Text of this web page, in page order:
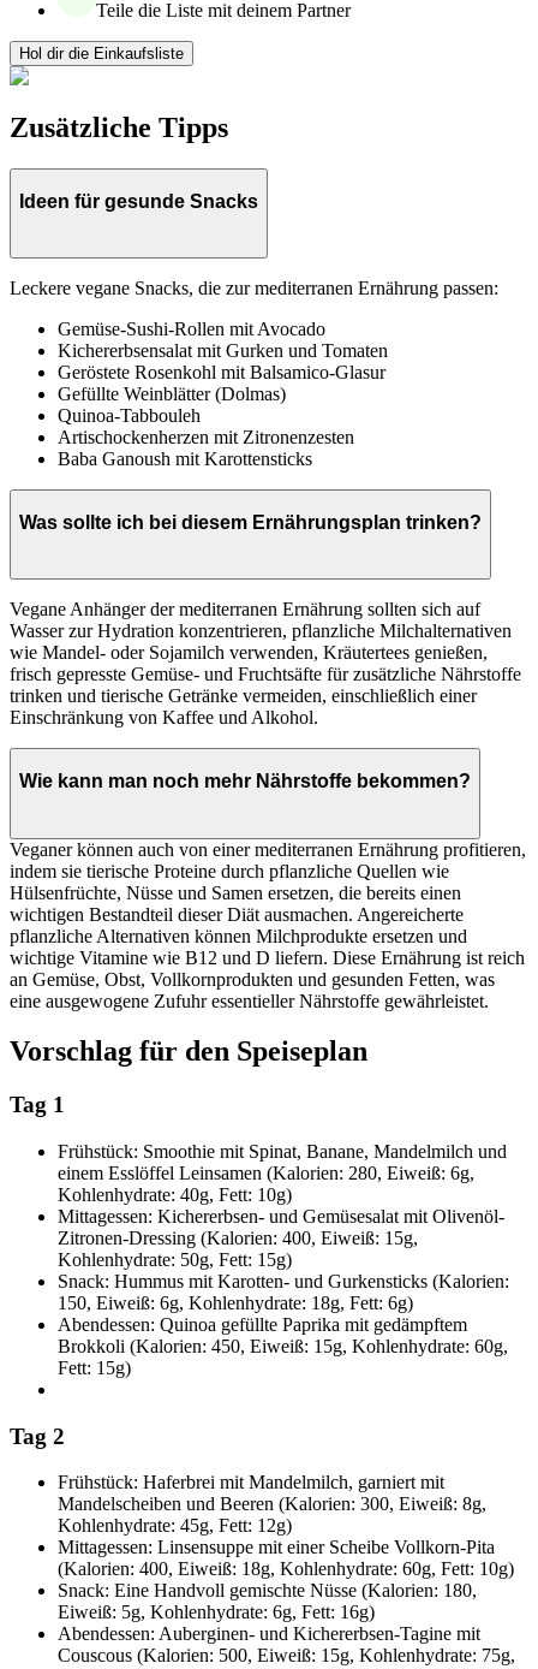
Teile die Liste mit deinem Partner
Hol dir die Einkaufsliste
Zusätzliche Tipps
Ideen für gesunde Snacks
Leckere vegane Snacks, die zur mediterranen Ernährung passen:
Gemüse-Sushi-Rollen mit Avocado
Kichererbsensalat mit Gurken und Tomaten
Geröstete Rosenkohl mit Balsamico-Glasur
Gefüllte Weinblätter (Dolmas)
Quinoa-Tabbouleh
Artischockenherzen mit Zitronenzesten
Baba Ganoush mit Karottensticks
Was sollte ich bei diesem Ernährungsplan trinken?
Vegane Anhänger der mediterranen Ernährung sollten sich auf
Wasser zur Hydration konzentrieren, pflanzliche Milchalternativen
wie Mandel- oder Sojamilch verwenden, Kräutertees genießen,
frisch gepresste Gemüse- und Fruchtsäfte für zusätzliche Nährstoffe
trinken und tierische Getränke vermeiden, einschließlich einer
Einschränkung von Kaffee und Alkohol.
Wie kann man noch mehr Nährstoffe bekommen?
Veganer können auch von einer mediterranen Ernährung profitieren,
indem sie tierische Proteine durch pflanzliche Quellen wie
Hülsenfrüchte, Nüsse und Samen ersetzen, die bereits einen
wichtigen Bestandteil dieser Diät ausmachen. Angereicherte
pflanzliche Alternativen können Milchprodukte ersetzen und
wichtige Vitamine wie B12 und D liefern. Diese Ernährung ist reich
an Gemüse, Obst, Vollkornprodukten und gesunden Fetten, was
eine ausgewogene Zufuhr essentieller Nährstoffe gewährleistet.
Vorschlag für den Speiseplan
Tag 1
Frühstück: Smoothie mit Spinat, Banane, Mandelmilch und
einem Esslöffel Leinsamen (Kalorien: 280, Eiweiß: 6g,
Kohlenhydrate: 40g, Fett: 10g)
Mittagessen: Kichererbsen- und Gemüsesalat mit Olivenöl-
Zitronen-Dressing (Kalorien: 400, Eiweiß: 15g,
Kohlenhydrate: 50g, Fett: 15g)
Snack: Hummus mit Karotten- und Gurkensticks (Kalorien:
150, Eiweiß: 6g, Kohlenhydrate: 18g, Fett: 6g)
Abendessen: Quinoa gefüllte Paprika mit gedämpftem
Brokkoli (Kalorien: 450, Eiweiß: 15g, Kohlenhydrate: 60g,
Fett: 15g)
Tag 2
Frühstück: Haferbrei mit Mandelmilch, garniert mit
Mandelscheiben und Beeren (Kalorien: 300, Eiweiß: 8g,
Kohlenhydrate: 45g, Fett: 12g)
Mittagessen: Linsensuppe mit einer Scheibe Vollkorn-Pita
(Kalorien: 400, Eiweiß: 18g, Kohlenhydrate: 60g, Fett: 10g)
Snack: Eine Handvoll gemischte Nüsse (Kalorien: 180,
Eiweiß: 5g, Kohlenhydrate: 6g, Fett: 16g)
Abendessen: Auberginen- und Kichererbsen-Tagine mit
Couscous (Kalorien: 500, Eiweiß: 15g, Kohlenhydrate: 75g,